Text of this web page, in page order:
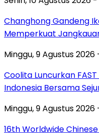
Changhong Gandeng
Memperkuat
Minggu, 9 Agustus 2026
Coolita Luncurkan
Indonesia Bersama
Minggu, 9 Agustus 2026
16th Worldwide